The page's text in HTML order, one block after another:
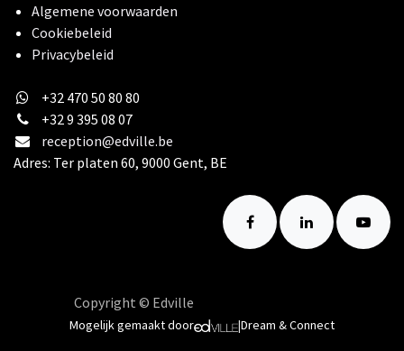
Algemene voorwaarden
Cookiebeleid
Privacybeleid
+32 470 50 80 80
+32 9 395 08 07
reception@edville.be
Adres: Ter platen 60, 9000 Gent, BE
Copyright © Edville
Mogelijk gemaakt door
|Dream & Connect